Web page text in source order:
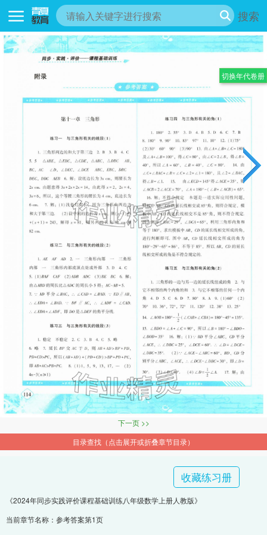
搜索
下一页 >>
目录查找（点击展开或折叠章节目录）
收藏练习册
《2024年同步实践评价课程基础训练八年级数学上册人教版》
当前章节名称：参考答案第1页
切换年代卷册